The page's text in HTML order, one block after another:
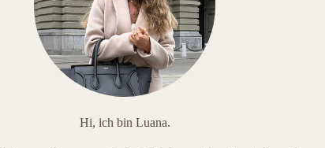
Hi, ich bin Luana.